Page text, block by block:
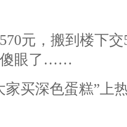
元，搬到楼下
傻眼了……
家买深色蛋糕”上